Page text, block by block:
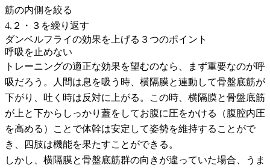
筋の内側を絞る
4.２・３を繰り返す
ダンベルフライの効果を上げる３つのポイント
呼吸を止めない
トレーニングの適正な効果を望むのなら、まず重要なのが呼
吸だろう。人間は息を吸う時、横隔膜と連動して骨盤底筋が
下がり、吐く時は反対に上がる。この時、横隔膜と骨盤底筋
が上と下からしっかり蓋をしてお腹に圧をかける（腹腔内圧
を高める）ことで体幹は安定して姿勢を維持することがで
き、四肢は機能を果たすことができる。
しかし、横隔膜と骨盤底筋群の向きが違っていた場合、うま